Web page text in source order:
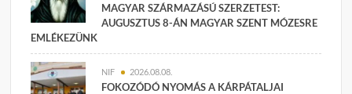
MAGYAR SZÁRMAZÁSÚ SZERZETEST:
AUGUSZTUS 8-ÁN MAGYAR SZENT MÓZESRE
EMLÉKEZÜNK
NIF 2026.08.08.
FOKOZÓDÓ NYOMÁS A KÁRPÁTALJAI